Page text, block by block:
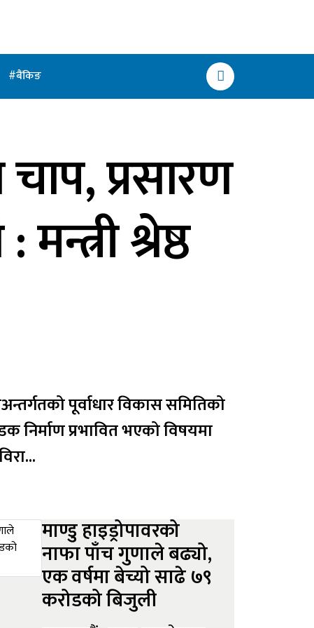
बैंकिङ
प्रसारण
श्रेष्ठ
निर्माण प्रभावित भएको विषयमा
माण्डु हाइड्रोपावरको
नाफा पाँच गुणाले बढ्यो,
एक वर्षमा बेच्यो साढे ७९
करोडको बिजुली